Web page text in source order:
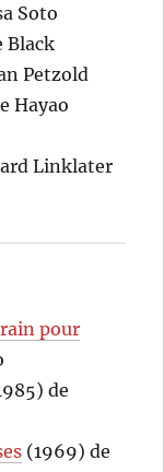
Soto
Black
Petzold
Hayao
Linklater
pour
de
(1969) de